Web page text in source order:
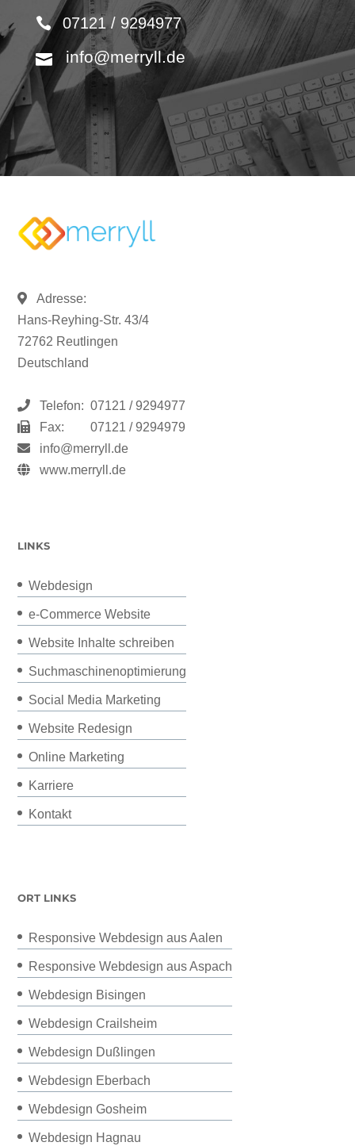
07121 / 9294977
info@merryll.de
Adresse:
Hans-Reyhing-Str. 43/4
72762 Reutlingen
Deutschland
Telefon: 07121 / 9294977
Fax:
07121 / 9294979
info@merryll.de
www.merryll.de
LINKS
Webdesign
e-Commerce Website
Website Inhalte schreiben
Suchmaschinenoptimierung
Social Media Marketing
Website Redesign
Online Marketing
Karriere
Kontakt
ORT LINKS
Responsive Webdesign aus Aalen
Responsive Webdesign aus Aspach
Webdesign Bisingen
Webdesign Crailsheim
Webdesign Dußlingen
Webdesign Eberbach
Webdesign Gosheim
Webdesign Hagnau